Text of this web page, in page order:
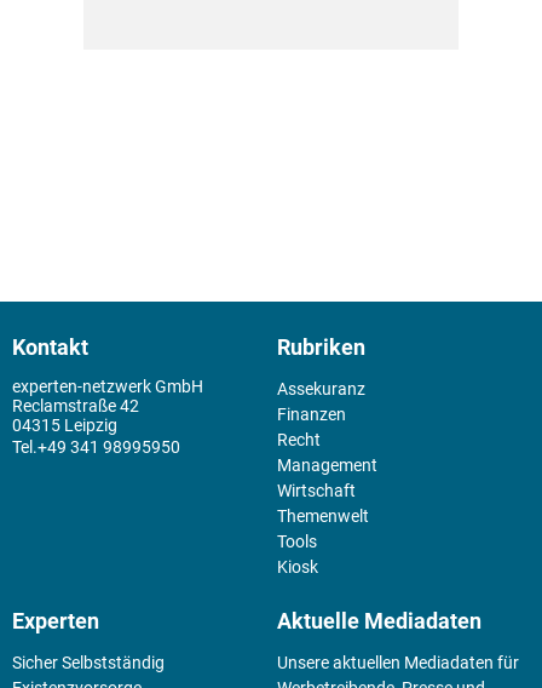
Kontakt
experten-netzwerk GmbH
Reclamstraße 42
04315 Leipzig
+49 341 98995950
Rubriken
Assekuranz
Finanzen
Recht
Management
Wirtschaft
Themenwelt
Tools
Kiosk
Experten
Sicher Selbstständig
Aktuelle Mediadaten
Unsere aktuellen Mediadaten für